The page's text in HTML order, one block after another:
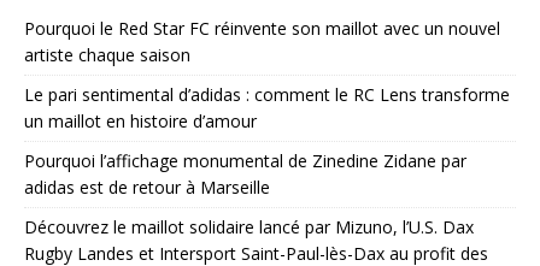
Pourquoi le Red Star FC réinvente son maillot avec un nouvel
artiste chaque saison
Le pari sentimental d’adidas : comment le RC Lens transforme
un maillot en histoire d’amour
Pourquoi l’affichage monumental de Zinedine Zidane par
adidas est de retour à Marseille
Découvrez le maillot solidaire lancé par Mizuno, l’U.S. Dax
Rugby Landes et Intersport Saint-Paul-lès-Dax au profit des